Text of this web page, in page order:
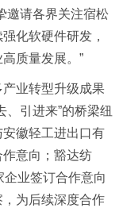
邀请各界关注宿松
化软硬件研发，
质量发展。”
业转型升级成果
引进来”的桥梁纽
徽轻工进出口有
意向；豁达纺
业签订合作意向
为后续深度合作